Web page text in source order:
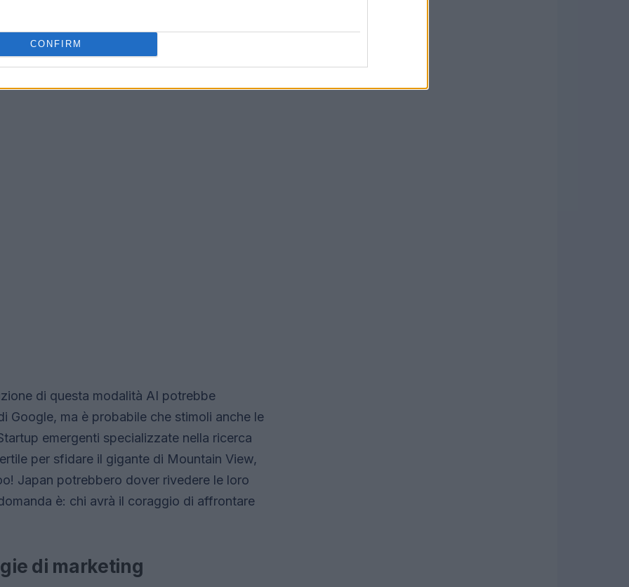
CONFIRM
crescente attenzione internazionale verso la
fonti editoriali costringerà Google a
rigorose. Ma il rischio? Che l’innovazione
di adattarsi, alimentando zone grigie e
di questa modalità AI potrebbe
Google, ma è probabile che stimoli anche le
emergenti specializzate nella ricerca
per sfidare il gigante di Mountain View,
Japan potrebbero dover rivedere le loro
è: chi avrà il coraggio di affrontare
di marketing